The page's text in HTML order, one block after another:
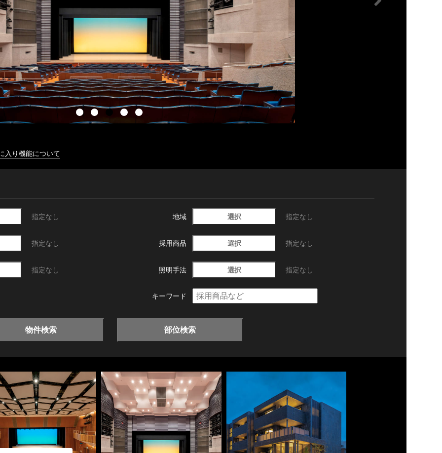
入り機能について
指定なし 地域 選択 指定なし
指定なし 採用商品 選択 指定なし
指定なし 照明手法 選択 指定なし
キーワード
物件検索 部位検索